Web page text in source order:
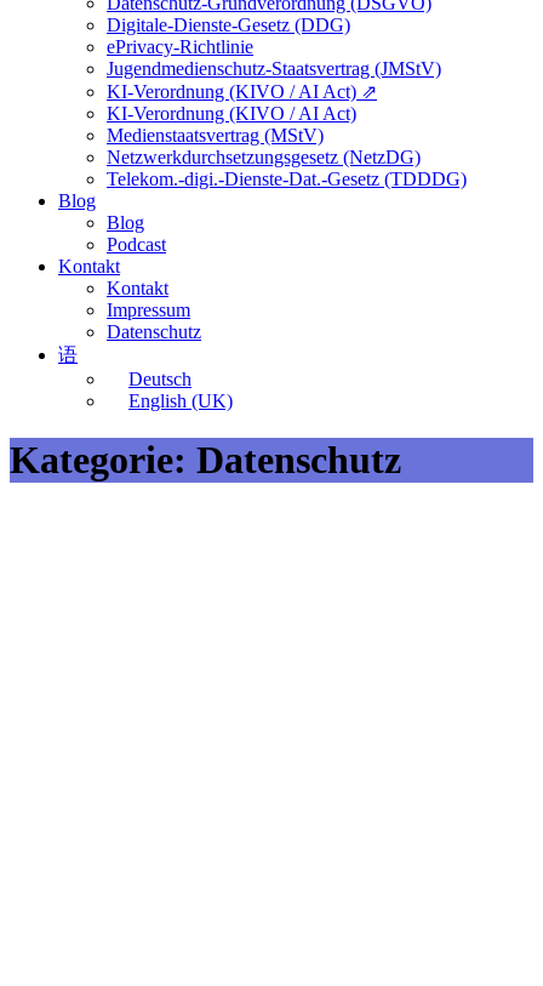
Digitale-Dienste-Gesetz (DDG)
ePrivacy-Richtlinie
Jugendmedienschutz-Staatsvertrag (JMStV)
KI-Verordnung (KIVO / AI Act) ⇗
KI-Verordnung (KIVO / AI Act)
Medienstaatsvertrag (MStV)
Netzwerkdurchsetzungsgesetz (NetzDG)
Telekom.-digi.-Dienste-Dat.-Gesetz (TDDDG)
Blog
Blog
Podcast
Kontakt
Kontakt
Impressum
Datenschutz
语
Deutsch
English (UK)
Kategorie: Datenschutz